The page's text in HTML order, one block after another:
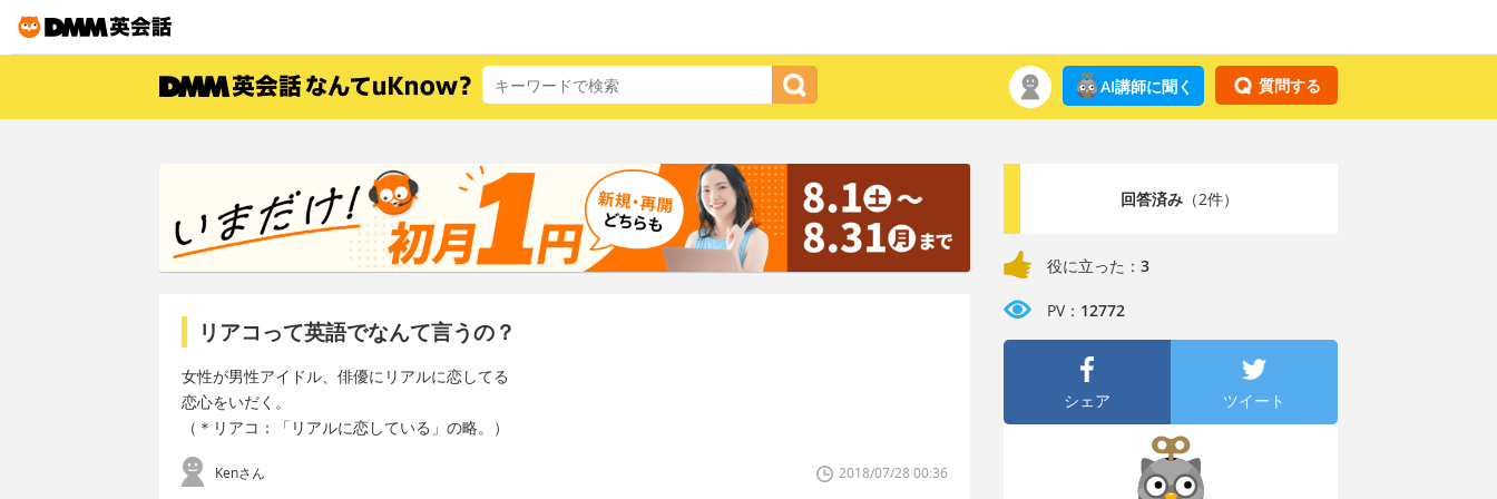
質問する
AI講師に聞く
リアコって英語でなんて言うの？
女性が男性アイドル、俳優にリアルに恋してる
恋心をいだく。
（＊リアコ：「リアルに恋している」の略。）
Kenさん 2018/07/28 00:36
回答済み（2件）
役に立った： 3
PV： 12772
シェア ツイート